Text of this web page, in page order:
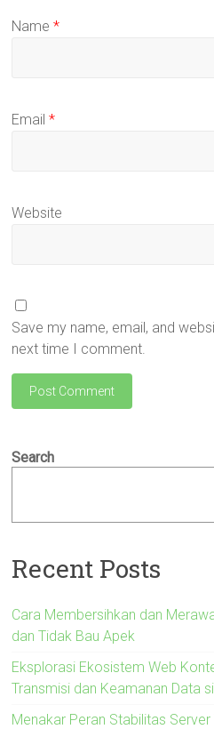
Name*
Email*
Website
Save my name, email, and
next time I comment.
Search
Recent Posts
Cara Membersihkan dan
dan Tidak Bau Apek
Eksplorasi Ekosistem Web
Transmisi dan Keamanan Data
Menakar Peran Stabilitas